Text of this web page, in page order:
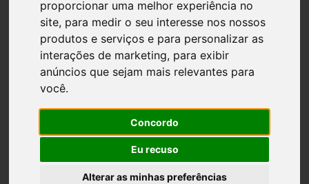
proporcionar uma melhor experiência no
site, para medir o seu interesse nos nossos
produtos e serviços e para personalizar as
interações de marketing, para exibir
anúncios que sejam mais relevantes para
você.
Concordo
Eu recuso
Alterar as minhas preferências